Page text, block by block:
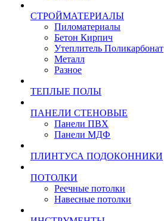
СТРОЙМАТЕРИАЛЫ
Пиломатериалы
Бетон Кирпич
Утеплитель Поликарбонат
Металл
Разное
ТЕПЛЫЕ ПОЛЫ
ПАНЕЛИ СТЕНОВЫЕ
Панели ПВХ
Панели МДФ
ПЛИНТУСА ПОДОКОННИКИ
ПОТОЛКИ
Реечные потолки
Навесные потолки